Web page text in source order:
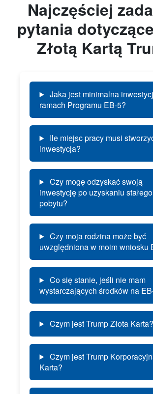
Najczęściej
pytania
Złotą Kartą
Jaka jest minimalna
ramach Programu EB-5?
Ile miejsc pracy musi
inwestycja?
Czy mogę odzyskać swoją
inwestycję po uzyskaniu stałego
pobytu?
Czy moja rodzina może być
uwzględniona w moim wniosku
Co się stanie, jeśli nie mam
wystarczających środków na
Czym jest Trump Złota Karta?
Czym jest Trump
Karta?